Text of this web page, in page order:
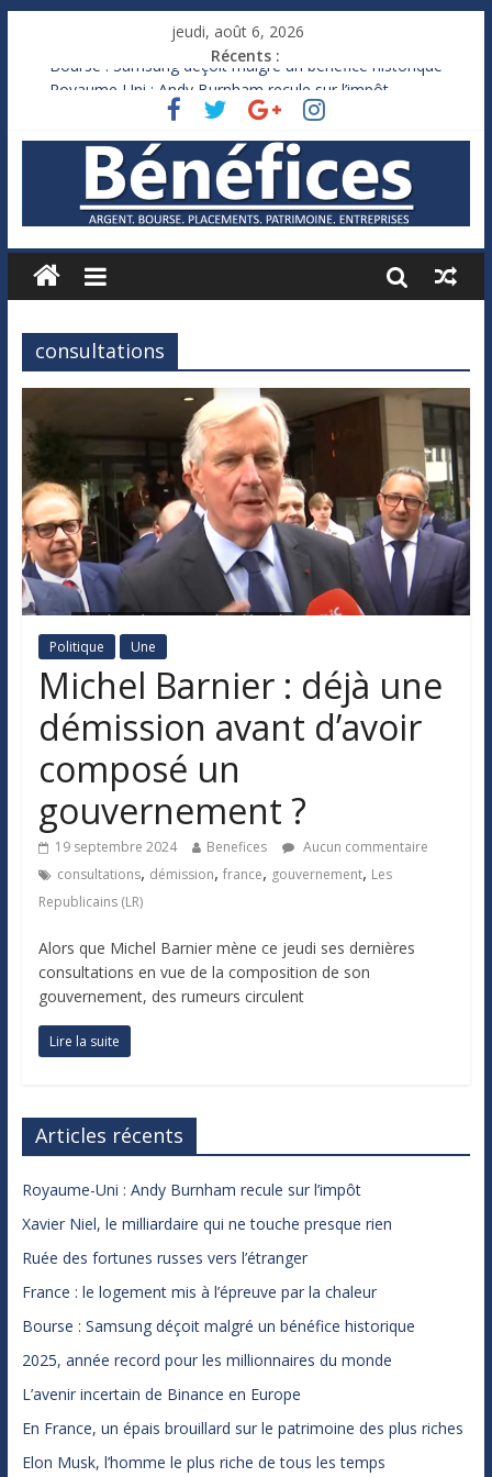
jeudi, août 6, 2026
Récents :
Bourse : Samsung déçoit malgré un bénéfice historique
Royaume-Uni : Andy Burnham recule sur l’impôt
Xavier Niel, le milliardaire qui ne touche presque rien
Ruée des fortunes russes vers l’étranger
France : le logement mis à l’épreuve par la chaleur
consultations
Politique Une
Michel Barnier : déjà une
démission avant d’avoir
composé un
gouvernement ?
19 septembre 2024 Benefices
Aucun commentaire
consultations, démission, france, gouvernement, Les
Republicains (LR)
Alors que Michel Barnier mène ce jeudi ses dernières
consultations en vue de la composition de son
gouvernement, des rumeurs circulent
Lire la suite
Articles récents
Royaume-Uni : Andy Burnham recule sur l’impôt
Xavier Niel, le milliardaire qui ne touche presque rien
Ruée des fortunes russes vers l’étranger
France : le logement mis à l’épreuve par la chaleur
Bourse : Samsung déçoit malgré un bénéfice historique
2025, année record pour les millionnaires du monde
L’avenir incertain de Binance en Europe
En France, un épais brouillard sur le patrimoine des plus riches
Elon Musk, l’homme le plus riche de tous les temps